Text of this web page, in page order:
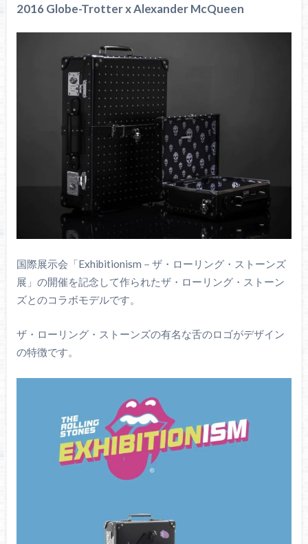
2016 Globe-Trotter x Alexander McQueen
国際展示会「Exhibitionism－ザ・ローリング・ストーンズ
展」の開催を記念して作られたザ・ローリング・ストーン
ズとのコラボモデルです。
ザ・ローリング・ストーンズの有名な舌のロゴがデザイン
の特徴です。